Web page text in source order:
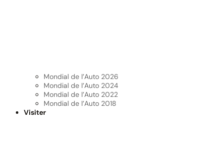
Mondial de l’Auto 2026
Mondial de l’Auto 2024
Mondial de l’Auto 2022
Mondial de l’Auto 2018
Visiter